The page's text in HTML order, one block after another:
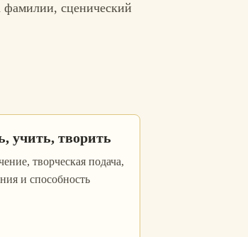
фамилии, сценический
учить, творить
творческая подача,
и способность